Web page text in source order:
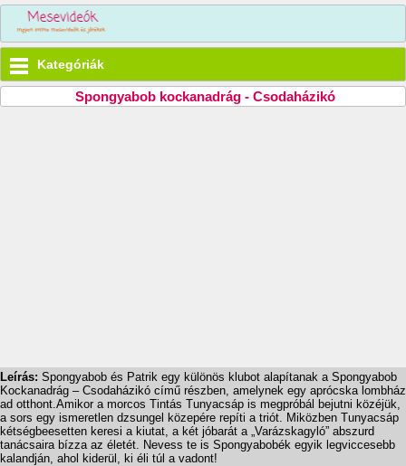
Kategóriák
Spongyabob kockanadrág - Csodaházikó
Leírás: Spongyabob és Patrik egy különös klubot alapítanak a Spongyabob
Kockanadrág – Csodaházikó című részben, amelynek egy aprócska lombház
ad otthont.Amikor a morcos Tintás Tunyacsáp is megpróbál bejutni közéjük,
a sors egy ismeretlen dzsungel közepére repíti a triót. Miközben Tunyacsáp
kétségbeesetten keresi a kiutat, a két jóbarát a „Varázskagyló” abszurd
tanácsaira bízza az életét. Nevess te is Spongyabobék egyik legviccesebb
kalandján, ahol kiderül, ki éli túl a vadont!